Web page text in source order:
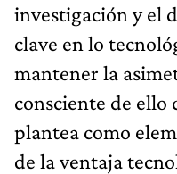
investigación y el
clave en lo
mantener la
consciente de ello
plantea como
de la ventaja